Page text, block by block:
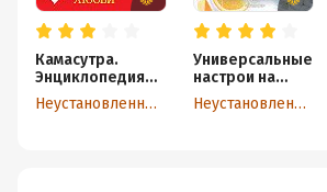
Камасутра.
Энциклопедия
любви
Неустановленный автор
Универсальные
настрои на
оздоровление
по Г. Н. СытинуНеустановленный автор